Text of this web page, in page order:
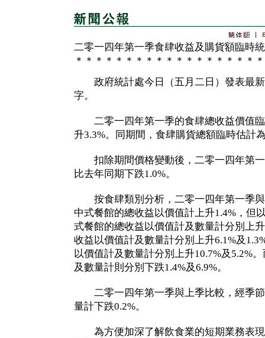
二零一四年第一季食肆收益及購貨額臨時
＊＊＊＊＊＊＊＊＊＊＊＊＊＊＊＊＊＊
政府統計處今日（五月二日）發表最新
字。
二零一四年第一季的食肆總收益價值臨
升3.3%。同期間，食肆購貨總額臨時估計
扣除期間價格變動後，二零一四年第一
比去年同期下跌1.0%。
按食肆類別分析，二零一四年第一季與
中式餐館的總收益以價值計上升1.4%，但
式餐館的總收益以價值計及數量計分別上
收益以價值計及數量計分別上升6.1%及
以價值計及數量計分別上升10.7%及5.2%
及數量計則分別下跌1.4%及6.9%。
二零一四年第一季與上季比較，經季節
量計下跌0.2%。
為方便加深了解飲食業的短期業務表現